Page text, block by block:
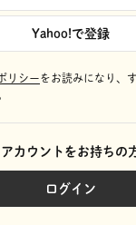
Yahoo!で登録
リシーをお読みになり、
アカウントをお持ちの
ログイン